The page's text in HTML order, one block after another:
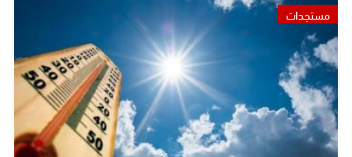
مستجدات